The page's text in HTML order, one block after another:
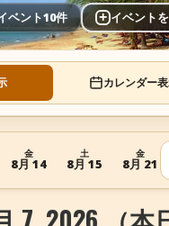
ベント10件 + イベント
カレンダー
金
8月 14
土
8月 15
金
8月 21